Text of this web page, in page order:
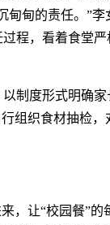
甸的责任。”
，看着食堂严
制度形式明确家
组织食材抽检
，让“校园餐”